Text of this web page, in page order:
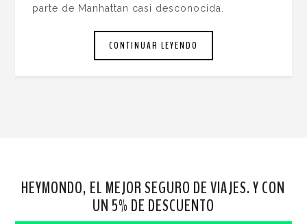
parte de Manhattan casi desconocida.
CONTINUAR LEYENDO
HEYMONDO, EL MEJOR SEGURO DE VIAJES. Y CON
UN 5% DE DESCUENTO